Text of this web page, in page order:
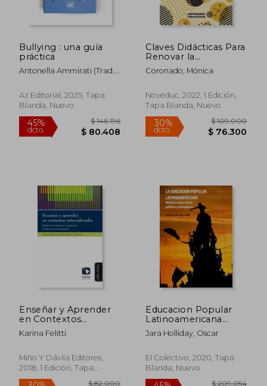
45%
dcto. $ 78.493
45%
dcto.
Bullying : una guía
práctica
Antonella Ammirati (trad.
Carbajal)
Az Editorial, 2025, Tapa
Blanda, Nuevo
Claves Didácticas Para
Renovar la
Enseñanza - Planificar
Estratégicamente /
Entornos
Estimulantes /
Activa / Evaluar con
Sentido
Coronado, Mónica
Noveduc, 2022, 1 Edición,
Tapa Blanda, Nuevo
Enseñar y Aprender
en Contextos
Interculturales
Karina Felitti
Miño Y Dávila Editores,
2018, 1 Edición, Tapa
Blanda, Nuevo
Educacion Popular
Latinoamericana
Historia y Claves
Eticas Politicas y
Jara Holliday, Oscar
El Colectivo, 2020, Tapa
Blanda, Nuevo